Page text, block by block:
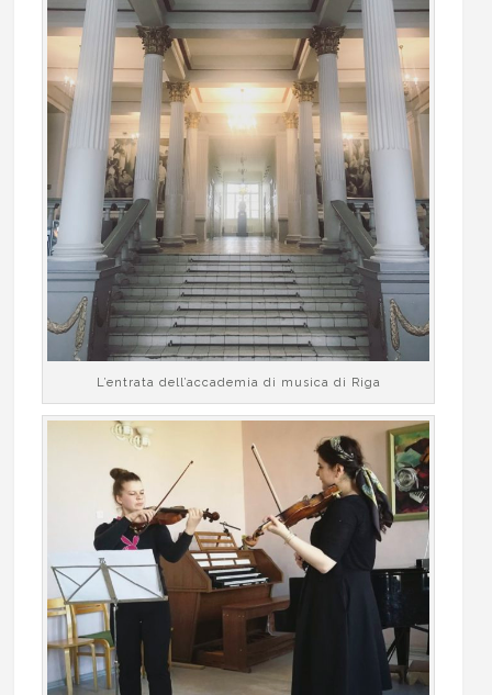
L’entrata dell’accademia di musica di Riga